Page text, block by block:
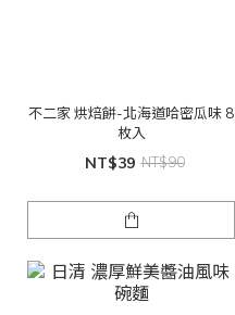
不二家 烘焙餅-北海道哈密瓜味 8
枚入
NT$39 NT$90